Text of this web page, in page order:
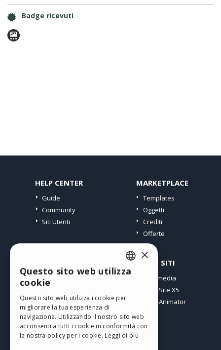
Badge ricevuti
HELP CENTER
Guide
Community
Siti Utenti
MARKETPLACE
Templates
Oggetti
Crediti
Offerte
I miei post
I miei Download
Spazio Web
I miei Crediti
ALTRI SITI
Incomedia
WebSite X5
WebAnimator
ENGLISH
SPANISH
PORTUGUESE
×
Questo sito web utilizza
cookie
Questo sito web utilizza i cookie per
migliorare la tua esperienza di
navigazione. Utilizzando il nostro sito web
acconsenti a tutti i cookie in conformità con
la nostra policy per i cookie. Leggi di più